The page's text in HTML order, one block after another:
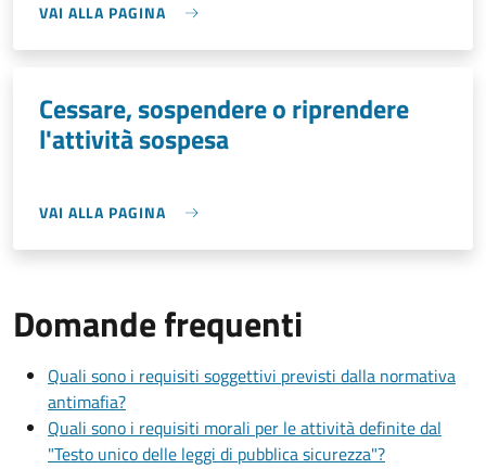
VAI ALLA PAGINA
Cessare, sospendere o riprendere
l'attività sospesa
VAI ALLA PAGINA
Domande frequenti
Quali sono i requisiti soggettivi previsti dalla normativa
antimafia?
Quali sono i requisiti morali per le attività definite dal
"Testo unico delle leggi di pubblica sicurezza"?